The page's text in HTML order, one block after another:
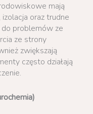
mają
izolacja oraz trudne
do problemów ze
ze strony
zwiększają
często działają